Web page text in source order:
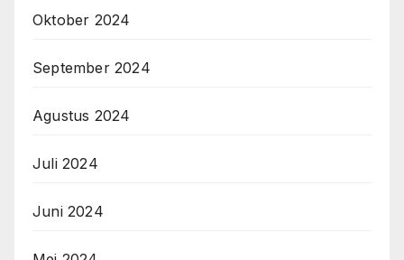
Oktober 2024
September 2024
Agustus 2024
Juli 2024
Juni 2024